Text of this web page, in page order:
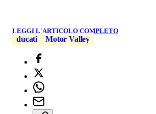
LEGGI L'ARTICOLO COMPLETO
ducati Motor Valley